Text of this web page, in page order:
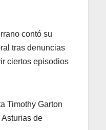
contó su
tras denuncias
ciertos episodios
Timothy Garton
de